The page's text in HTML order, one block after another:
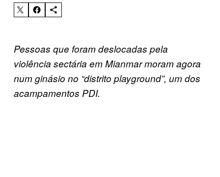
Pessoas que foram deslocadas pela
violência sectária em Mianmar moram agora
num ginásio no “distrito playground”, um dos
acampamentos PDI.